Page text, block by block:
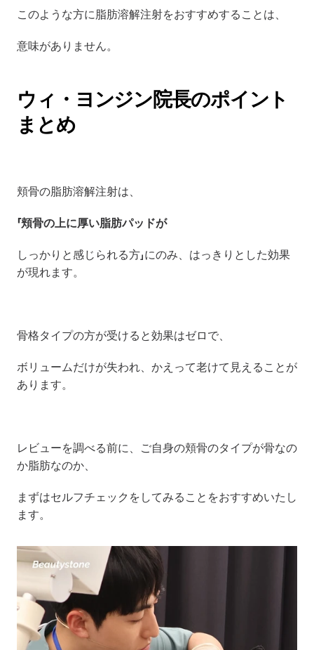
このような方に脂肪溶解注射をおすすめすることは、
意味がありません。
ウィ・ヨンジン院長のポイント
まとめ
頬骨の脂肪溶解注射は、
「頬骨の上に厚い脂肪パッドが
しっかりと感じられる方」にのみ、はっきりとした効果
が現れます。
骨格タイプの方が受けると効果はゼロで、
ボリュームだけが失われ、かえって老けて見えることが
あります。
レビューを調べる前に、ご自身の頬骨のタイプが骨なの
か脂肪なのか、
まずはセルフチェックをしてみることをおすすめいたし
ます。